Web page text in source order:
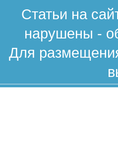
Статьи на
нарушены -
Для